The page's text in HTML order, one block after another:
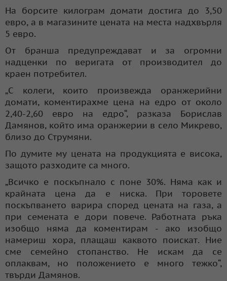
На борсите килограм домати достига до 3,50
евро, а в магазините цената на места надхвърля
5 евро.
От бранша предупреждават и за огромни
надценки по веригата от производител до
краен потребител.
„С колеги, които произвежда оранжерийни
домати, коментирахме цена на едро от около
2,40-2,60 евро на едро“, разказа Борислав
Дамянов, който има оранжерии в село Микрево,
близо до Струмяни.
По думите му цената на продукцията е висока,
защото разходите са много.
„Всичко е поскъпнало с поне 30%. Няма как и
крайната цена да е ниска. При торовете
поскъпването варира според цената на газа, а
при семената е дори повече. Работната ръка
изобщо няма да коментирам - ако изобщо
намериш хора, плащаш каквото поискат. Ние
сме семейно стопанство. Не искам да се
оплаквам, но положението е много тежко“,
твърди Дамянов.